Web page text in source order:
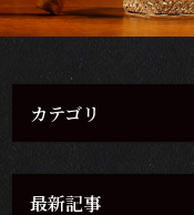
カテゴリ
最新記事